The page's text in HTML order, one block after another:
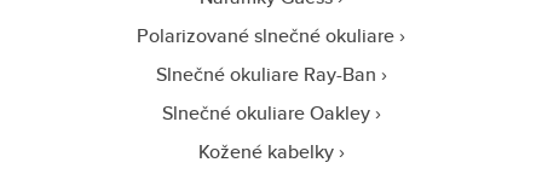
Polarizované slnečné okuliare
Slnečné okuliare Ray-Ban
Slnečné okuliare Oakley
Kožené kabelky